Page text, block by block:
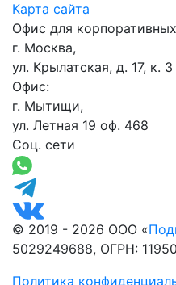
Карта сайта
Офис для
г. Москва,
ул. Крылатская, д. 17, к. 3
Офис:
г. Мытищи,
ул. Летная 19 оф. 468
Соц. сети
© 2019 - 2026 ООО «
5029249688, ОГРН:
Политика